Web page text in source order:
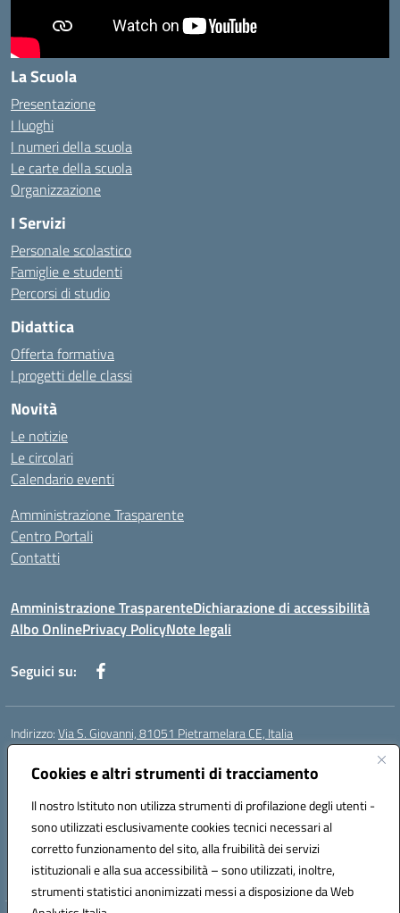
Cookies e altri strumenti di tracciamento
Il nostro Istituto non utilizza strumenti di profilazione degli utenti -
sono utilizzati esclusivamente cookies tecnici necessari al
corretto funzionamento del sito, alla fruibilità dei servizi
istituzionali e alla sua accessibilità – sono utilizzati, inoltre,
strumenti statistici anonimizzati messi a disposizione da Web
La Scuola
Presentazione
I luoghi
I numeri della scuola
Le carte della scuola
Organizzazione
I Servizi
Personale scolastico
Famiglie e studenti
Percorsi di studio
Didattica
Offerta formativa
I progetti delle classi
Novità
Le notizie
Le circolari
Calendario eventi
Amministrazione Trasparente
Centro Portali
Contatti
Amministrazione TrasparenteDichiarazione di accessibilità
Albo OnlinePrivacy PolicyNote legali
Seguici su:
Indirizzo:Via S. Giovanni, 81051 Pietramelara CE, Italia
Centralino:
Posta elettronica certificata (PEC):CEIC8AB009@pec.istruzione.it
Codice fiscale: 80010130617
Codice meccanografico:CEIC8AB009
Codice Indice delle Pubbliche Amministrazioni (IPA): istsc_CEIC8AB009
Codice unico di fatturazione (CUF): UFZ8KN